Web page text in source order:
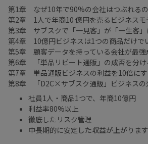
第1章 なぜ10年で90%の会社はつぶれる
第2章 1人で年商10 億円を売るビジネスモ
第3章 サブスクで「一見客」が「一生客」
第4章 10億円ビジネスは1つの商品だけで
第5章 顧客データを持っている会社が最強
第6章 「単品リピート通販」の成否を分け
第7章 単品通販ビジネスの利益を10倍に
第8章 「D2C×サブスク通販」ビジネスの
社員1人・商品1つで、年商10億円
利益率80%以上
徹底したリスク管理
中長期的に安定した収益が上がります